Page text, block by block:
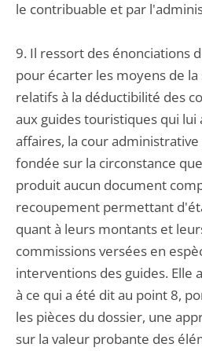
le contribuable et par
9. Il ressort des énonciations
pour écarter les moyens de
relatifs à la déductibilité des
aux guides touristiques qui
affaires, la cour
fondée sur la circonstance
produit aucun document
recoupement permettant
quant à leurs montants et
commissions versées en
interventions des guides. Elle
à ce qui a été dit au point 8,
les pièces du dossier, une
sur la valeur probante des